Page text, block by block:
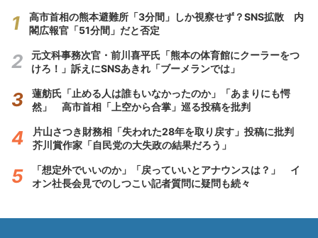
高市首相の熊本避難所「3分間」しか視察せず？SNS拡散 内
閣広報官「51分間」だと否定
元文科事務次官・前川喜平氏「熊本の体育館にクーラーをつ
けろ！」訴えにSNSあきれ「ブーメランでは」
蓮舫氏「止める人は誰もいなかったのか」「あまりにも愕
然」 高市首相「上空から合掌」巡る投稿を批判
片山さつき財務相「失われた28年を取り戻す」投稿に批判
芥川賞作家「自民党の大失政の結果だろう」
「想定外でいいのか」「戻っていいとアナウンスは？」 イ
オン社長会見でのしつこい記者質問に疑問も続々